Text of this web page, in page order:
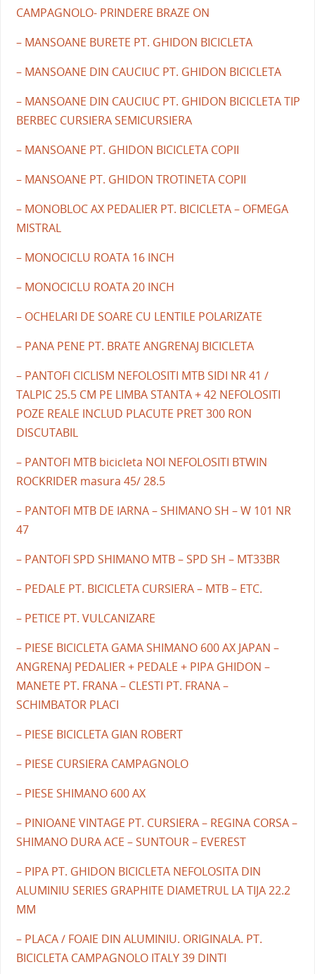
CAMPAGNOLO- PRINDERE BRAZE ON
– MANSOANE BURETE PT. GHIDON BICICLETA
– MANSOANE DIN CAUCIUC PT. GHIDON BICICLETA
– MANSOANE DIN CAUCIUC PT. GHIDON BICICLETA TIP
BERBEC CURSIERA SEMICURSIERA
– MANSOANE PT. GHIDON BICICLETA COPII
– MANSOANE PT. GHIDON TROTINETA COPII
– MONOBLOC AX PEDALIER PT. BICICLETA – OFMEGA
MISTRAL
– MONOCICLU ROATA 16 INCH
– MONOCICLU ROATA 20 INCH
– OCHELARI DE SOARE CU LENTILE POLARIZATE
– PANA PENE PT. BRATE ANGRENAJ BICICLETA
– PANTOFI CICLISM NEFOLOSITI MTB SIDI NR 41 /
TALPIC 25.5 CM PE LIMBA STANTA + 42 NEFOLOSITI
POZE REALE INCLUD PLACUTE PRET 300 RON
DISCUTABIL
– PANTOFI MTB bicicleta NOI NEFOLOSITI BTWIN
ROCKRIDER masura 45/ 28.5
– PANTOFI MTB DE IARNA – SHIMANO SH – W 101 NR
47
– PANTOFI SPD SHIMANO MTB – SPD SH – MT33BR
– PEDALE PT. BICICLETA CURSIERA – MTB – ETC.
– PETICE PT. VULCANIZARE
– PIESE BICICLETA GAMA SHIMANO 600 AX JAPAN –
ANGRENAJ PEDALIER + PEDALE + PIPA GHIDON –
MANETE PT. FRANA – CLESTI PT. FRANA –
SCHIMBATOR PLACI
– PIESE BICICLETA GIAN ROBERT
– PIESE CURSIERA CAMPAGNOLO
– PIESE SHIMANO 600 AX
– PINIOANE VINTAGE PT. CURSIERA – REGINA CORSA –
SHIMANO DURA ACE – SUNTOUR – EVEREST
– PIPA PT. GHIDON BICICLETA NEFOLOSITA DIN
ALUMINIU SERIES GRAPHITE DIAMETRUL LA TIJA 22.2
MM
– PLACA / FOAIE DIN ALUMINIU. ORIGINALA. PT.
BICICLETA CAMPAGNOLO ITALY 39 DINTI